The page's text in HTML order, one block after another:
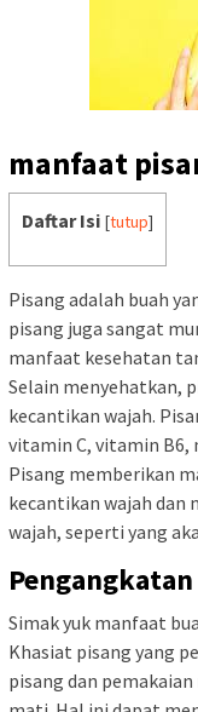
manfaat
Daftar Isi [tutup]
Pisang adalah buah
pisang juga sangat
manfaat kesehatan
Selain menyehatkan,
kecantikan wajah.
vitamin C, vitamin B6,
Pisang memberikan
kecantikan wajah dan
wajah, seperti yang
Simak yuk manfaat
Khasiat pisang yang
pisang dan